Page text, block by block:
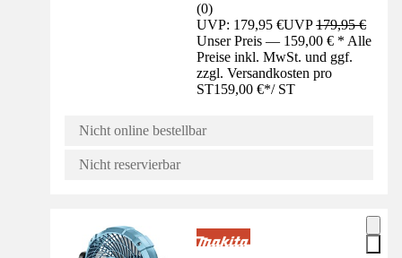
(0)
UVP: 179,95 €UVP179,95 €
Unser Preis — 159,00 € * Alle
Preise inkl. MwSt. und ggf.
zzgl. Versandkosten pro
ST159,00 €*/ ST
Nicht online bestellbar
Nicht reservierbar